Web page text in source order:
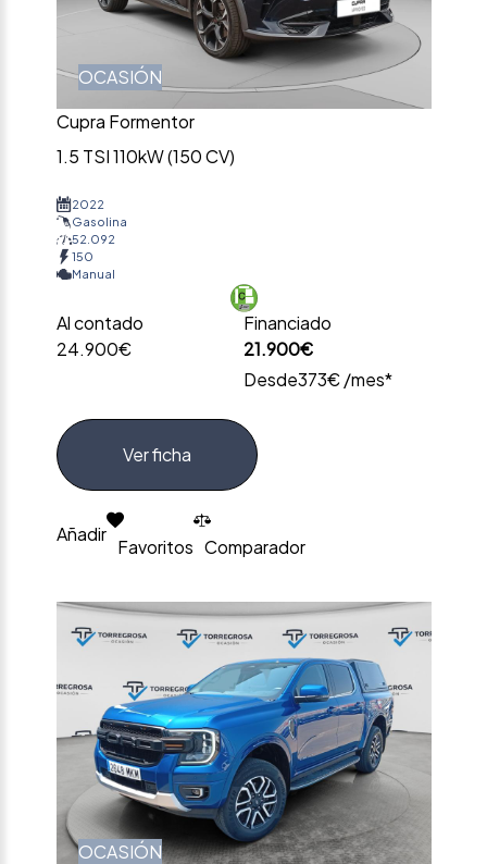
OCASIÓN
Cupra Formentor
1.5 TSI 110kW (150 CV)
2022
Gasolina
52.092
150
Manual
Al contado
24.900€
Financiado
21.900€
Desde373€ /mes*
Ver ficha
Añadir
Favoritos Comparador
OCASIÓN